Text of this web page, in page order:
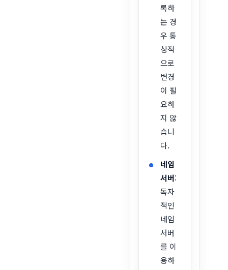
록하
는 경
우 통
상적
으로
변경
이 필
요하
지 않
습니
다.
네임
서버:
독자
적인
네임
서버
를 이
용하